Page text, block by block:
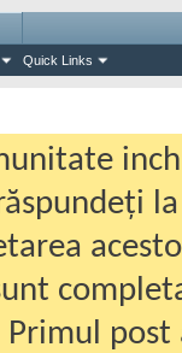
Quick Links
Primul